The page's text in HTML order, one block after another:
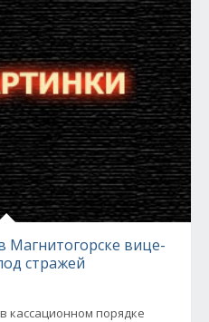
Магнитогорске вице-
стражей
кассационном порядке